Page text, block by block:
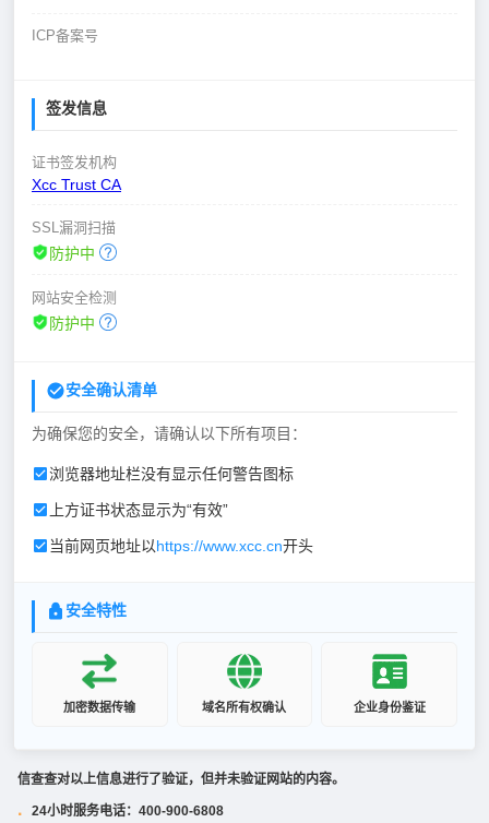
ICP备案号
签发信息
证书签发机构
Xcc Trust CA
SSL漏洞扫描
防护中
网站安全检测
防护中
安全确认清单
为确保您的安全，请确认以下所有项目：
浏览器地址栏没有显示任何警告图标
上方证书状态显示为“有效”
当前网页地址以https://www.xcc.cn开头
安全特性
加密数据传输 域名所有权确认 企业身份鉴证
信查查对以上信息进行了验证，但并未验证网站的内容。
· 24小时服务电话：400-900-6808